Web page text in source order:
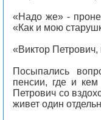
«Надо же» -
«Как и мою
«Виктор
Посыпались
пенсии, где и
Петрович со
живет один